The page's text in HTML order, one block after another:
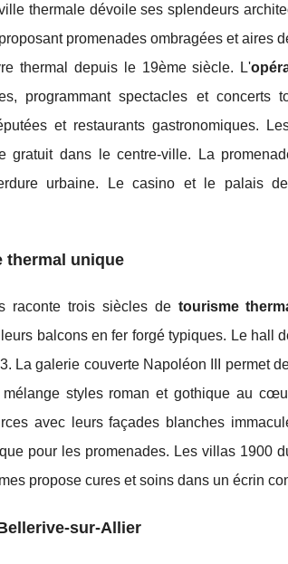
thermale dévoile ses splendeurs
promenades ombragées et aires
thermal depuis le 19ème siècle. L'
programmant spectacles et concerts
et restaurants gastronomiques.
gratuit dans le centre-ville. La
urbaine. Le casino et le palais
thermal unique
raconte trois siècles de tourisme
balcons en fer forgé typiques. Le hall
La galerie couverte Napoléon III permet
mélange styles roman et gothique au
avec leurs façades blanches
pour les promenades. Les villas 1900
propose cures et soins dans un écrin
sur-Allier